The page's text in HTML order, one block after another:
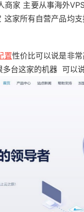
家 主要从事海外
家所有自营产品均
置性价比可以说是非
台这家的机器 可以